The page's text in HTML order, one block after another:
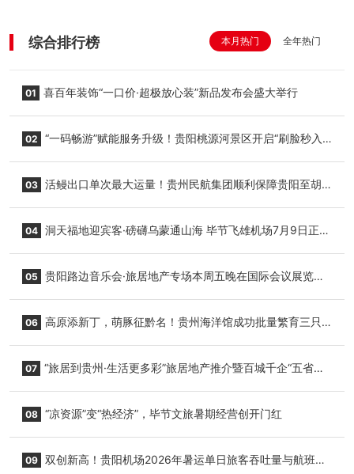
综合排行榜 本月热门 全年热门
01 喜百年装饰“一口价·超极放心装”新品发布会盛大举行
02 “一码畅游”赋能服务升级！贵阳桃源河景区开启“刷脸秒入
03 活鳗出口单次最大运量！贵州民航集团顺利保障贵阳至胡
04 洞天福地迎宾客·磅礴乌蒙通山海 毕节飞雄机场7月9日正式
05 贵阳路边音乐会·旅居地产专场本周五晚在国际会议展览中
06 高原添新丁，萌豚征黔名！贵州海洋馆成功批量繁育三只
07 “旅居到贵州·生活更多彩”旅居地产推介暨百城千企“五省
08 “凉资源”变“热经济”，毕节文旅暑期经营创开门红
09 双创新高！贵阳机场2026年暑运单日旅客吞吐量与航班起